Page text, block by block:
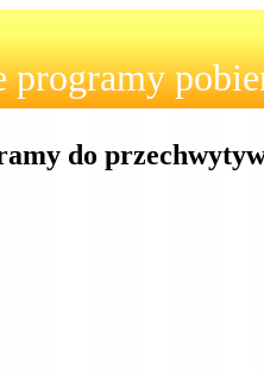
programy
do